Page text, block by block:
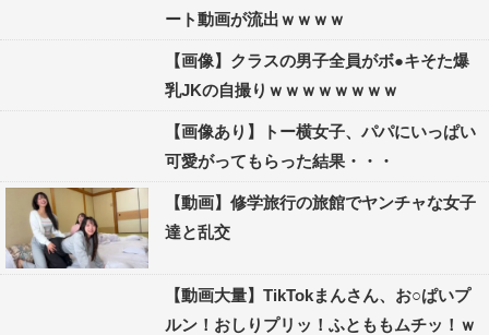
ート動画が流出ｗｗｗｗ
【画像】クラスの男子全員がボ●キそた爆
乳JKの自撮りｗｗｗｗｗｗｗｗ
【画像あり】トー横女子、パパにいっぱい
可愛がってもらった結果・・・
【動画】修学旅行の旅館でヤンチャな女子
達と乱交
【動画大量】TikTokまんさん、お○ぱいプ
ルン！おしりプリッ！ふとももムチッ！ｗ